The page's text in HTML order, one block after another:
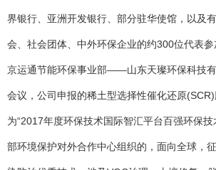
界银行、亚洲开发银行、部分驻华使馆，以及
会、社会团体、中外环保企业的约300位代表参
京运通节能环保事业部——山东天璨环保科技
会议，公司申报的稀土型选择性催化还原
为“2017年度环保技术国际智汇平台百强环保技
部环境保护对外合作中心组织的，面向全球，